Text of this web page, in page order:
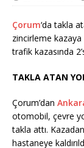
Çorum‘da takla
zincirleme kazaya
trafik kazasında
TAKLA ATAN
Çorum’dan
otomobil, çevre
takla attı.
hastaneye